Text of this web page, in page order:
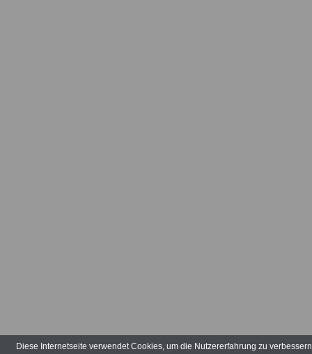
Diese Internetseite verwendet Cookies, um die Nutzererfahrung zu